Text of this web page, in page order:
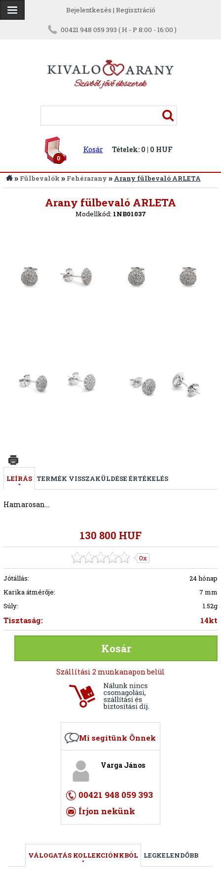
Bejelentkezés | Regisztráció
00421 948 059 393 ( H - P 8:00 - 16:00 )
0
Kosár Tételek: 0 | 0 HUF
» Fülbevalók » Fehérarany » Arany fülbevaló ARLETA
Arany fülbevaló ARLETA
Modellkód: 1NB01037
LEÍRÁS TERMÉK VISSZAKÜLDÉSE ÉRTÉKELÉS
Hamarosan...
130 800 HUF
0x
Jótállás:
24 hónap
Karika átmérője:
7 mm
Súly:
1.52g
Tisztaság: 14kt
Kosár
Szállítási 2 munkanapon belül
Mi segítünk Önnek
Varga János
00421 948 059 393
Írjon nekünk
VÁLOGATÁS KOLLEKCIÓNKBÓL LEGKELENDŐBB